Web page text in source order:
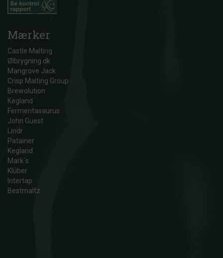
Mærker
Castle Malting
Ølbrygning.dk
Mangrove Jack
Crisp Malting Group
Brewolution
Kegland
Fermentasaurus
John Guest
Lindr
Patainer
Kegland
Mark´s
Klüber
Intertap
Bestmaltz